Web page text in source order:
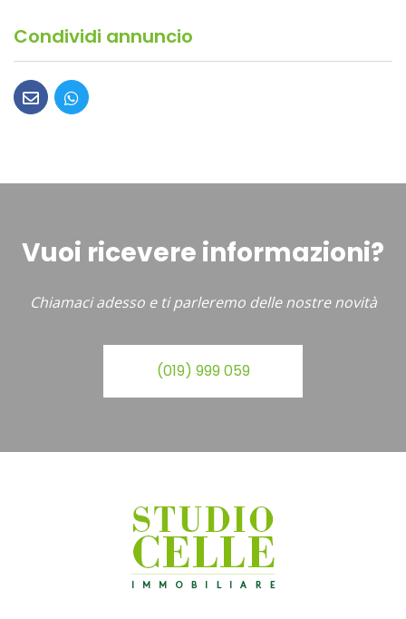
Condividi annuncio
Vuoi ricevere informazioni?
Chiamaci adesso e ti parleremo delle nostre novità
(019) 999 059